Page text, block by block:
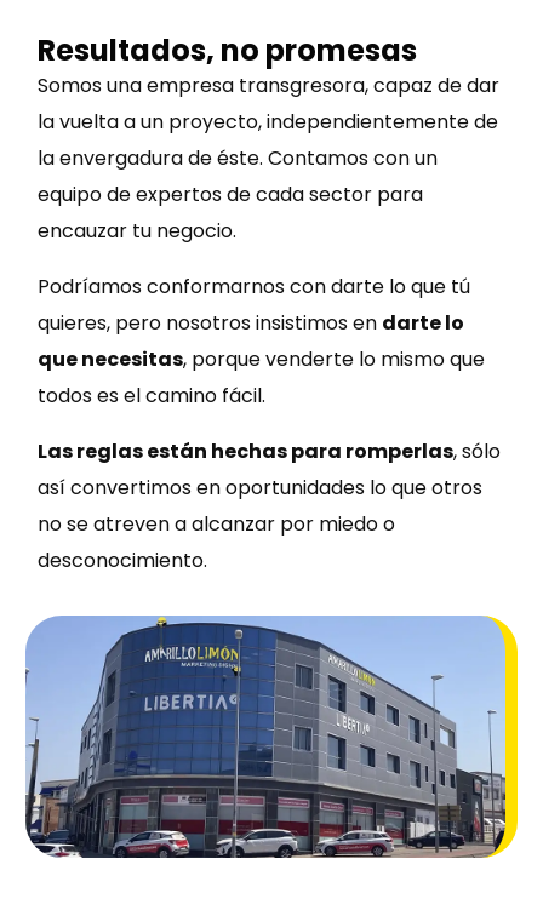
Resultados, no promesas
Somos una empresa transgresora, capaz de dar
la vuelta a un proyecto, independientemente de
la envergadura de éste. Contamos con un
equipo de expertos de cada sector para
encauzar tu negocio.
Podríamos conformarnos con darte lo que tú
quieres, pero nosotros insistimos en darte lo
que necesitas, porque venderte lo mismo que
todos es el camino fácil.
Las reglas están hechas para romperlas, sólo
así convertimos en oportunidades lo que otros
no se atreven a alcanzar por miedo o
desconocimiento.